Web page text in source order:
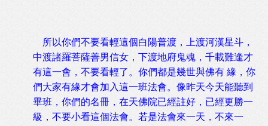
所以你們不要看輕這個白陽普渡，上渡河漢星斗，
中渡諸羅菩薩善男信女，下渡地府鬼魂，千載難逢才
有這一會，不要看輕了。你們都是幾世與佛有 緣，你
們大家有緣才會加入這一班法會。像昨天今天能聽到
畢班，你們的名冊，在天佛院已經註好，已經更勝一
級，不要小看這個法會。若是法會來一天，不來一